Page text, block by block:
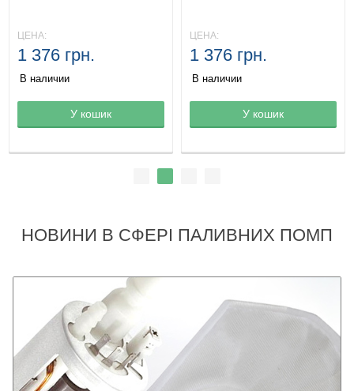
Товар в корзине
ЦЕНА:
1 376 грн.
В наличии
У кошик Товар в корзине
ЦЕНА:
1 376 грн.
В наличии
У кошик
НОВИНИ В СФЕРІ ПАЛИВНИХ ПОМП